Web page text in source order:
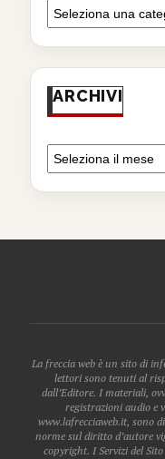
ARCHIVI
La freccia web è un sito di
lettori sono tenuti al
dall’Editore. I materiali,
registrazioni audio e
www.lafrecciaweb.it, sono
norme sul diritto d’autore
copyright. I Servizi del